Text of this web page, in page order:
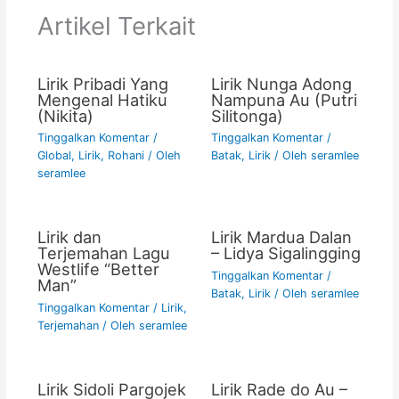
o
p k
Artikel Terkait
Lirik Pribadi Yang
Mengenal Hatiku
(Nikita)
Tinggalkan Komentar /
Global, Lirik, Rohani/ Oleh
seramlee
Lirik Nunga Adong
Nampuna Au (Putri
Silitonga)
Tinggalkan Komentar /
Batak, Lirik/ Oleh seramlee
Lirik dan
Terjemahan Lagu
Westlife “Better
Man”
Tinggalkan Komentar / Lirik,
Terjemahan/ Oleh seramlee
Lirik Mardua Dalan
– Lidya Sigalingging
Tinggalkan Komentar /
Batak, Lirik/ Oleh seramlee
Lirik Sidoli Pargojek
Lirik Rade do Au –